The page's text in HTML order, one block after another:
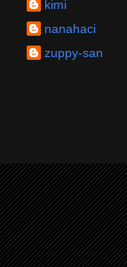
kimi
nanahaci
zuppy-san